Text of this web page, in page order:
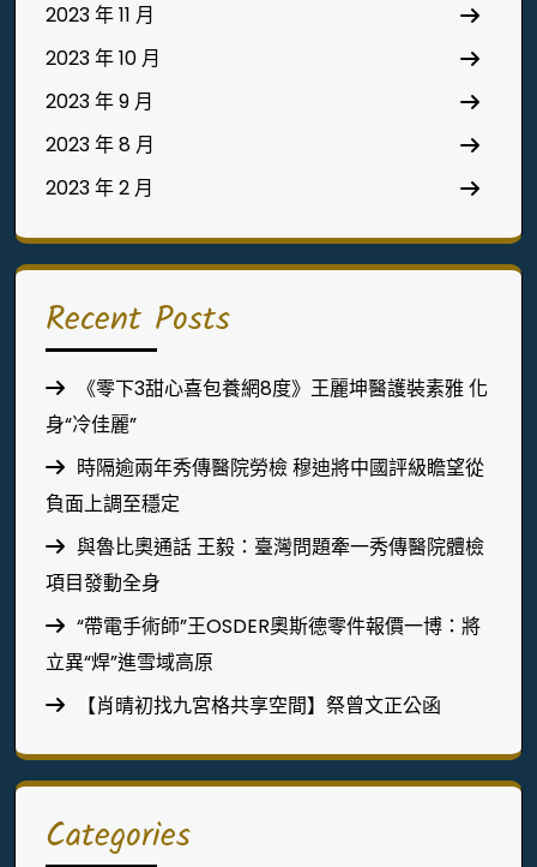
2023 年 11 月
2023 年 10 月
2023 年 9 月
2023 年 8 月
2023 年 2 月
Recent Posts
《零下3甜心喜包養網8度》王麗坤醫護裝素雅 化
身“冷佳麗”
時隔逾兩年秀傳醫院勞檢 穆迪將中國評級瞻望從
負面上調至穩定
與魯比奧通話 王毅：臺灣問題牽一秀傳醫院體檢
項目發動全身
“帶電手術師”王OSDER奧斯德零件報價一博：將
立異“焊”進雪域高原
【肖晴初找九宮格共享空間】祭曾文正公函
Categories